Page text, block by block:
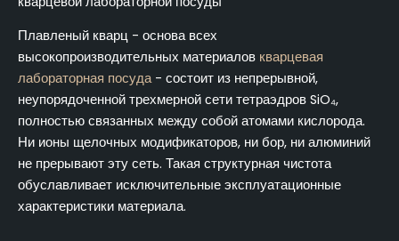
Плавленый кварц - основа всех
высокопроизводительных материалов кварцевая
лабораторная посуда- состоит из непрерывной,
неупорядоченной трехмерной сети тетраэдров SiO₄,
полностью связанных между собой атомами кислорода.
Ни ионы щелочных модификаторов, ни бор, ни алюминий
не прерывают эту сеть. Такая структурная чистота
обуславливает исключительные эксплуатационные
характеристики материала.